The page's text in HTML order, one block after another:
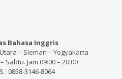
Bahasa Inggris
– Sleman – Yogyakarta
Jam 09:00 – 20:00
: 0858-3146-8064